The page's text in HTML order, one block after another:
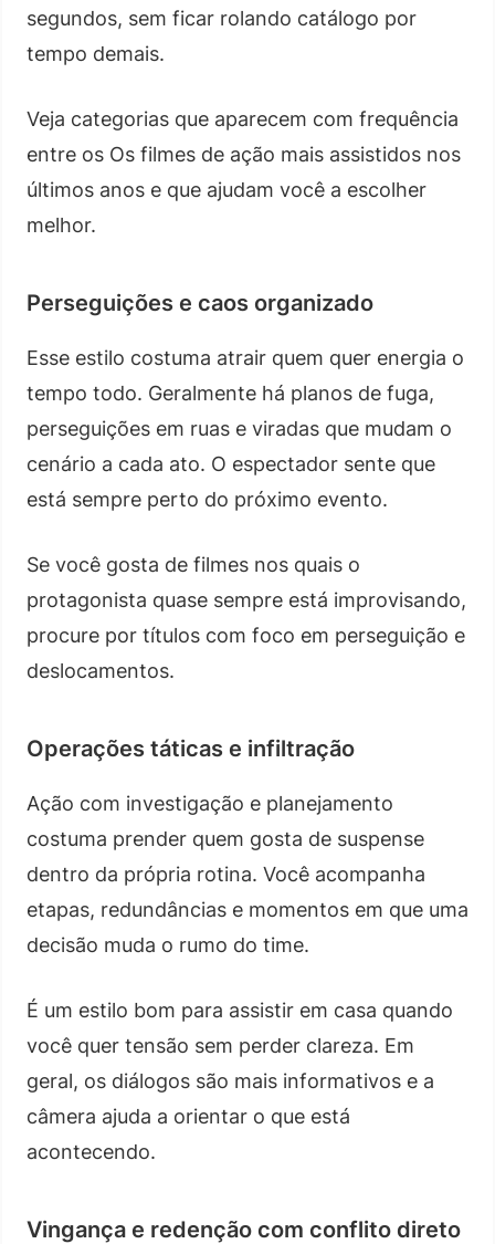
segundos, sem ficar rolando catálogo por
tempo demais.
Veja categorias que aparecem com frequência
entre os Os filmes de ação mais assistidos nos
últimos anos e que ajudam você a escolher
melhor.
Perseguições e caos organizado
Esse estilo costuma atrair quem quer energia o
tempo todo. Geralmente há planos de fuga,
perseguições em ruas e viradas que mudam o
cenário a cada ato. O espectador sente que
está sempre perto do próximo evento.
Se você gosta de filmes nos quais o
protagonista quase sempre está improvisando,
procure por títulos com foco em perseguição e
deslocamentos.
Operações táticas e infiltração
Ação com investigação e planejamento
costuma prender quem gosta de suspense
dentro da própria rotina. Você acompanha
etapas, redundâncias e momentos em que uma
decisão muda o rumo do time.
É um estilo bom para assistir em casa quando
você quer tensão sem perder clareza. Em
geral, os diálogos são mais informativos e a
câmera ajuda a orientar o que está
acontecendo.
Vingança e redenção com conflito direto